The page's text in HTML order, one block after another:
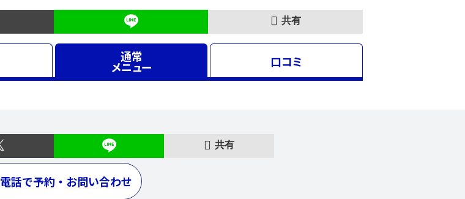
共有
通常
メニュー 口コミ
共有
電話で予約・お問い合わせ